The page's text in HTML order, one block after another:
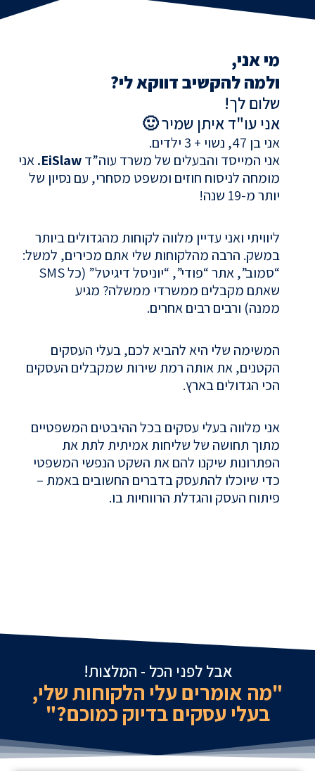
מי אני,
ולמה להקשיב דווקא לי?
שלום לך!
אני עו"ד איתן שמיר 🙂
אני בן 47, נשוי + 3 ילדים.
אני המייסד והבעלים של משרד עוה”דEiSlaw.
אני
מומחה לניסוח חוזים ומשפט מסחרי, עם נסיון של
יותר מ-19 שנה!
ליוויתי ואני עדיין מלווה לקוחות מהגדולים ביותר
במשק.הרבה מהלקוחות שלי אתם מכירים, למשל:
“סמוב”, אתר “פודי”, “יוניסל דיגיטל” (כל SMS
שאתם מקבלים ממשרדי ממשלה? מגיע
ממנה)ורבים רבים אחרים.
המשימה שלי היא להביא לכם, בעלי העסקים
הקטנים, את אותה רמת שירות שמקבלים העסקים
הכי הגדולים בארץ.
אני מלווה בעלי עסקים בכל ההיבטים המשפטיים
מתוך תחושה של שליחות אמיתית לתת את
הפתרונות שיקנו להם את השקט הנפשי המשפטי
כדי שיוכלו להתעסק בדברים החשובים באמת –
פיתוח העסק והגדלת הרווחיות בו.
אבל לפני הכל - המלצות!
"מה אומרים עלי הלקוחות שלי,
בעלי עסקים בדיוק כמוכם?"